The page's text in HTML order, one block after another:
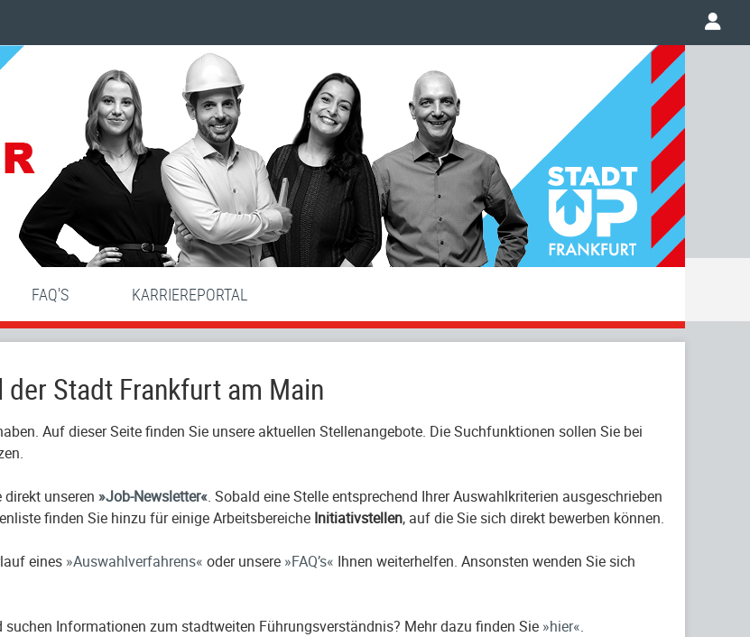
FAQ'S KARRIEREPORTAL
Stadt Frankfurt am Main
Auf dieser Seite finden Sie unsere aktuellen Stellenangebote. Die Suchfunktionen sollen Sie bei
unseren Job-Newsletter . Sobald eine Stelle entsprechend Ihrer Auswahlkriterien ausgeschrieben
finden Sie hinzu für einige Arbeitsbereiche Initiativstellen, auf die Sie sich direkt bewerben können.
eines Auswahlverfahrens oder unsere FAQ’s Ihnen weiterhelfen. Ansonsten wenden Sie sich
Informationen zum stadtweiten Führungsverständnis? Mehr dazu finden Sie hier .